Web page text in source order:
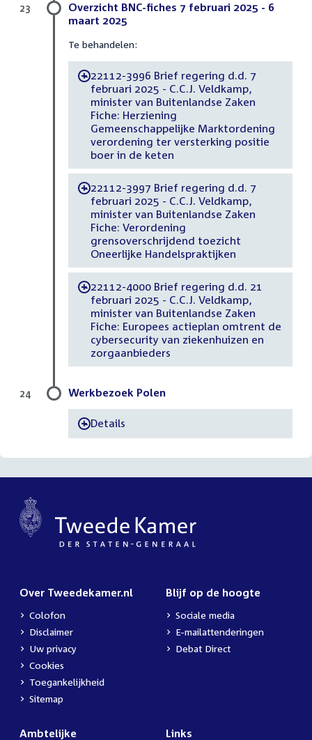
Overzicht BNC-fiches 7 februari 2025 - 6
maart 2025
Te behandelen:
-22112-3996 Brief regering d.d. 7
februari 2025 - C.C.J. Veldkamp,
minister van Buitenlandse Zaken
Fiche: Herziening
Gemeenschappelijke Marktordening
verordening ter versterking positie
boer in de keten
-22112-3997 Brief regering d.d. 7
februari 2025 - C.C.J. Veldkamp,
minister van Buitenlandse Zaken
Fiche: Verordening
grensoverschrijdend toezicht
Oneerlijke Handelspraktijken
-22112-4000 Brief regering d.d. 21
februari 2025 - C.C.J. Veldkamp,
minister van Buitenlandse Zaken
Fiche: Europees actieplan omtrent de
cybersecurity van ziekenhuizen en
zorgaanbieders
23
Werkbezoek Polen
-Details
24
Over Tweedekamer.nl
Colofon
Disclaimer
Uw privacy
Cookies
Toegankelijkheid
Sitemap
Blijf op de hoogte
Sociale media
E-mailattenderingen
Debat Direct
Ambtelijke
Links